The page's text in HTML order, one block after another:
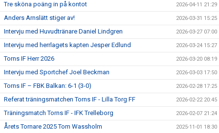
Tre sköna poäng in på kontot 2026-04-11 21:29
Anders Arnslätt stiger av! 2026-03-31 15:25
Intervju med Huvudtränare Daniel Lindgren 2026-03-27 07:00
Intervju med herrlagets kapten Jesper Edlund 2026-03-24 15:27
Torns IF Herr 2026 2026-03-20 08:19
Intervju med Sportchef Joel Beckman 2026-03-03 17:50
Torns IF – FBK Balkan: 6-1 (3-0) 2026-02-28 17:25
Referat träningsmatchen Torns IF - Lilla Torg FF 2026-02-22 20:45
Träningsmatch Torns IF - IFK Trelleborg 2026-02-07 21:24
Årets Tornare 2025 Tom Wassholm 2025-11-01 18:30